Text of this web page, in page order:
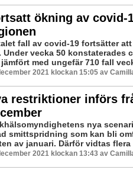
ökning av covid-
fall av covid-19 fortsätter
Under vecka 50 konstaterades
med ungefär 710 fall
2021 klockan 15:05 av
restriktioner införs
nya
smittspridning som kan bli
av januari. Därför vidtas
2021 klockan 13:43 av